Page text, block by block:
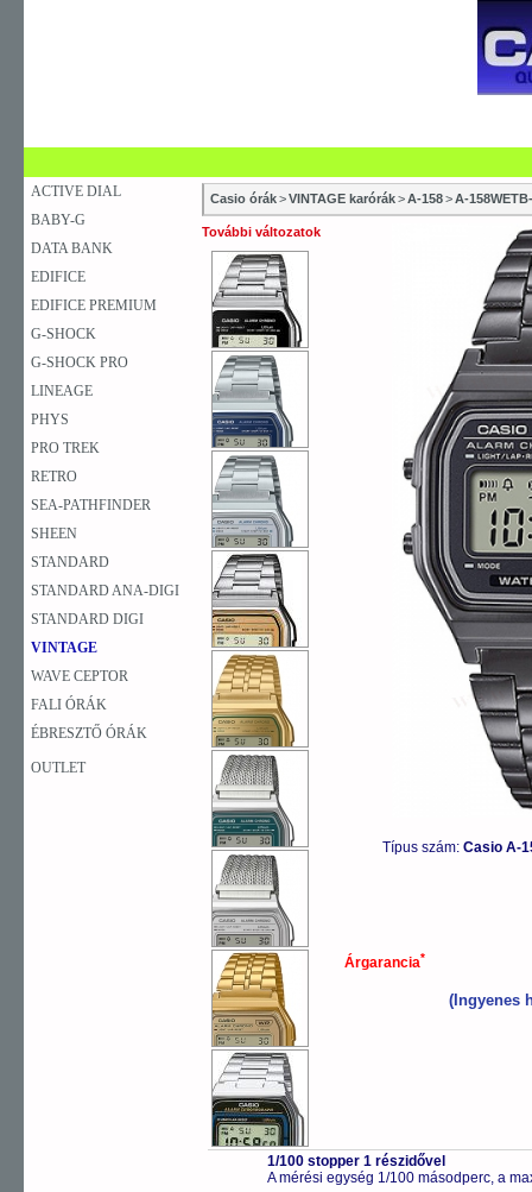
ACTIVE DIAL
BABY-G
DATA BANK
EDIFICE
EDIFICE PREMIUM
G-SHOCK
G-SHOCK PRO
LINEAGE
PHYS
PRO TREK
RETRO
SEA-PATHFINDER
SHEEN
STANDARD
STANDARD ANA-DIGI
STANDARD DIGI
VINTAGE
WAVE CEPTOR
FALI ÓRÁK
ÉBRESZTŐ ÓRÁK
OUTLET
Casio órák>VINTAGE karórák>A-158>A-
További változatok
Típus szám: Casio A-
Árgarancia*
(Ingyenes
1/100 stopper 1 részidővel
A mérési egység 1/100 másodperc, a